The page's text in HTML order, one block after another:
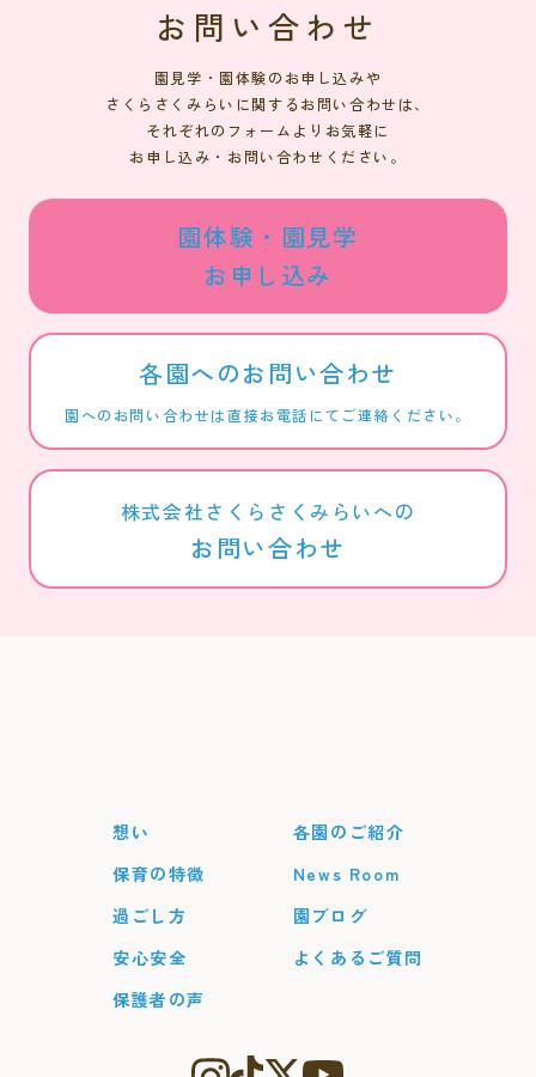
お問い合わせ
園見学・園体験のお申し込みや
さくらさくみらいに関するお問い合わせは、
それぞれのフォームよりお気軽に
お申し込み・お問い合わせください。
園体験・園見学
お申し込み
各園へのお問い合わせ
園へのお問い合わせは直接お電話にてご連絡ください。
株式会社さくらさくみらいへの
お問い合わせ
想い
保育の特徴
過ごし方
安心安全
保護者の声
各園のご紹介
News Room
園ブログ
よくあるご質問